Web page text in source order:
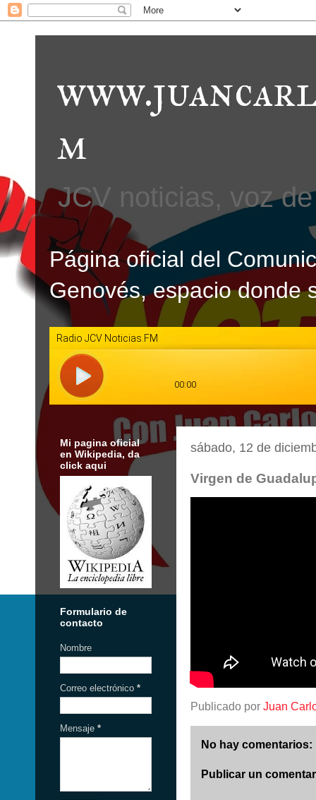
m
JCV noticias, voz
Página oficial del
Genovés, espacio donde
sábado, 12 de
Virgen de
Publicado por Juan
No hay comentarios:
Publicar un
Mi pagina oficial
en Wikipedia, da
click aqui
Formulario de
contacto
Nombre
Correo electrónico *
Mensaje *